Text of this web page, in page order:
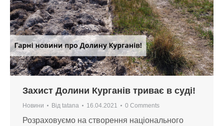
Захист Долини Курганів триває в суді!
Новини Від tatana 16.04.2021 0 Comments
Розраховуємо на створення національного